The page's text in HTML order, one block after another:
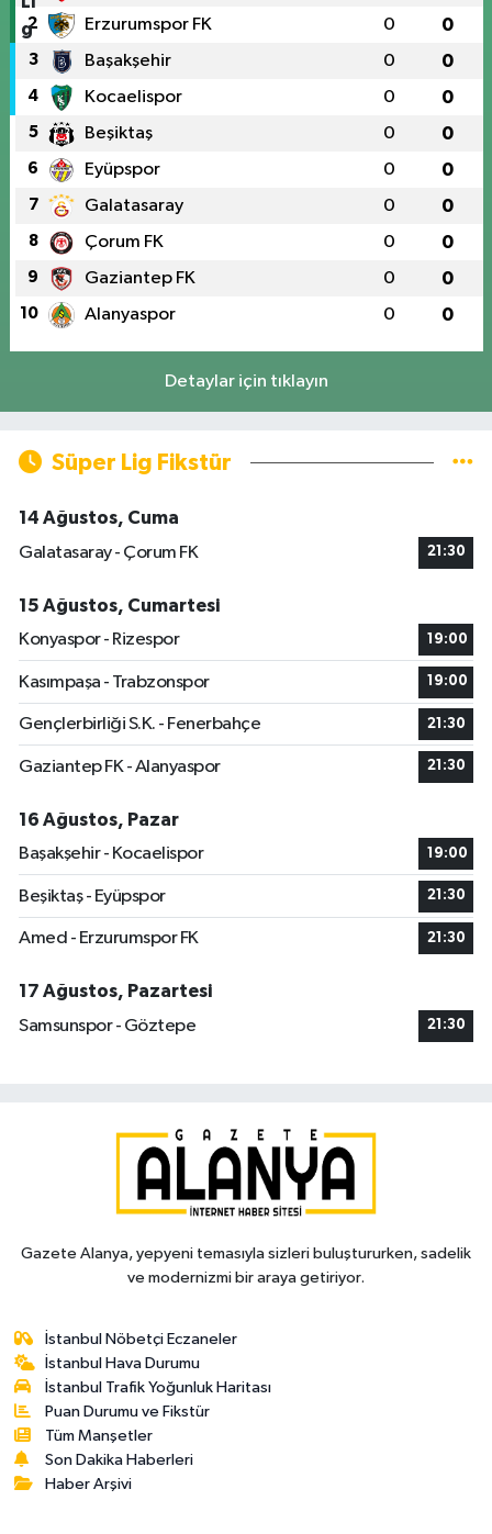
2 Erzurumspor FK 0 0
3 Başakşehir 0 0
4 Kocaelispor 0 0
5 Beşiktaş 0 0
6 Eyüpspor 0 0
7 Galatasaray 0 0
8 Çorum FK 0 0
9 Gaziantep FK 0 0
10 Alanyaspor 0 0
Detaylar için tıklayın
Süper Lig Fikstür
14 Ağustos, Cuma
Galatasaray - Çorum FK
21:30
15 Ağustos, Cumartesi
Konyaspor - Rizespor
19:00
Kasımpaşa - Trabzonspor 19:00
Gençlerbirliği S.K. - Fenerbahçe 21:30
Gaziantep FK - Alanyaspor 21:30
16 Ağustos, Pazar
Başakşehir - Kocaelispor
19:00
Beşiktaş - Eyüpspor 21:30
Amed - Erzurumspor FK 21:30
17 Ağustos, Pazartesi
Samsunspor - Göztepe
21:30
Gazete Alanya, yepyeni temasıyla sizleri buluştururken, sadelik
ve modernizmi bir araya getiriyor.
İstanbul Nöbetçi Eczaneler
İstanbul Hava Durumu
İstanbul Trafik Yoğunluk Haritası
Puan Durumu ve Fikstür
Tüm Manşetler
Son Dakika Haberleri
Haber Arşivi